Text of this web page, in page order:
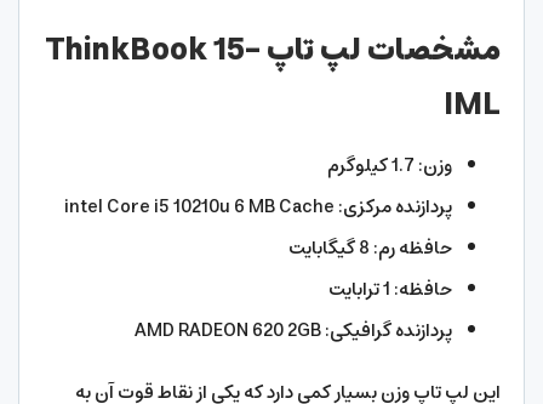
مشخصات لپ تاپ ThinkBook 15-
IML
وزن: 1.7 کیلوگرم
پردازنده مرکزی: intel Core i5 10210u 6 MB Cache
حافظه رم: 8 گیگابایت
حافظه: 1 ترابایت
پردازنده گرافیکی: AMD RADEON 620 2GB
این لپ تاپ وزن بسیار کمی دارد که یکی از نقاط قوت آن به